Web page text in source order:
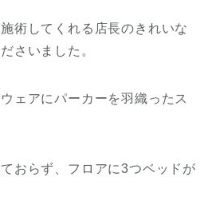
術してくれる店長のきれいな
さいました。
ェアにパーカーを羽織ったス
おらず、フロアに3つベッドが